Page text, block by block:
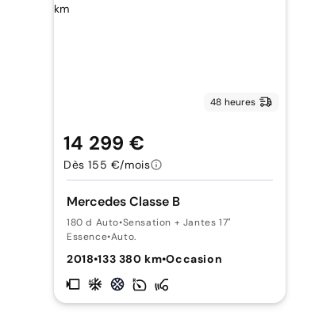
48 heures
Mercedes Classe B
180 d Auto•Sensation + Jantes 17"
Essence•Auto.
2018•133 380 km•Occasion
14 299 €
Dès 155 €/mois